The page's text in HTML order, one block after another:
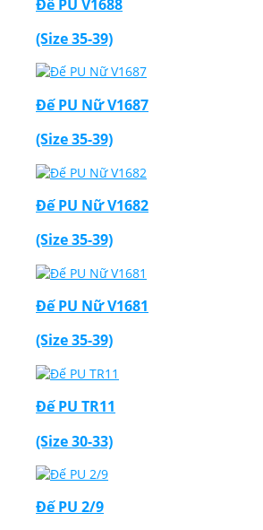
Đế PU V1688
(Size 35-39)
Đế PU Nữ V1687
(Size 35-39)
Đế PU Nữ V1682
(Size 35-39)
Đế PU Nữ V1681
(Size 35-39)
Đế PU TR11
(Size 30-33)
Đế PU 2/9